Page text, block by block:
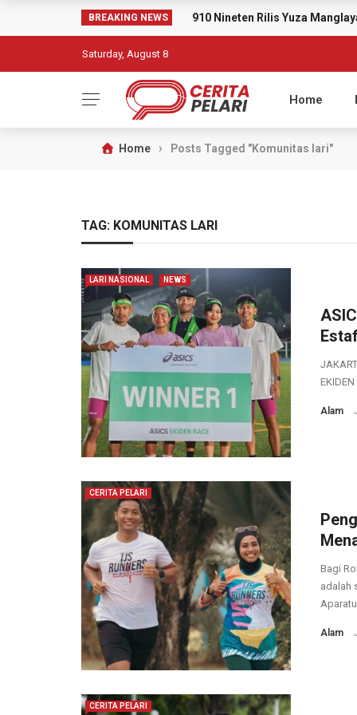
BREAKING NEWS 910 Nineten Rilis Yuza
Saturday, August 8
Home
Home › Posts Tagged "Komunitas lari"
TAG: KOMUNITAS LARI
LARI NASIONAL NEWS
Alam
CERITA PELARI
Bagi
adalah
Alam
CERITA PELARI